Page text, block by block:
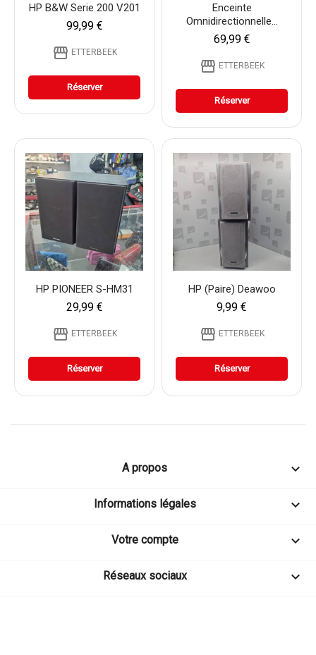
HP B&W Serie 200 V201
99,99 €
storefront ETTERBEEK
Réserver
Enceinte
Omnidirectionnelle...
69,99 €
storefront ETTERBEEK
Réserver
HP PIONEER S-HM31
29,99 €
storefront ETTERBEEK
Réserver
HP (Paire) Deawoo
9,99 €
storefront ETTERBEEK
Réserver
A propos 
Informations légales 
Votre compte 
Réseaux sociaux 